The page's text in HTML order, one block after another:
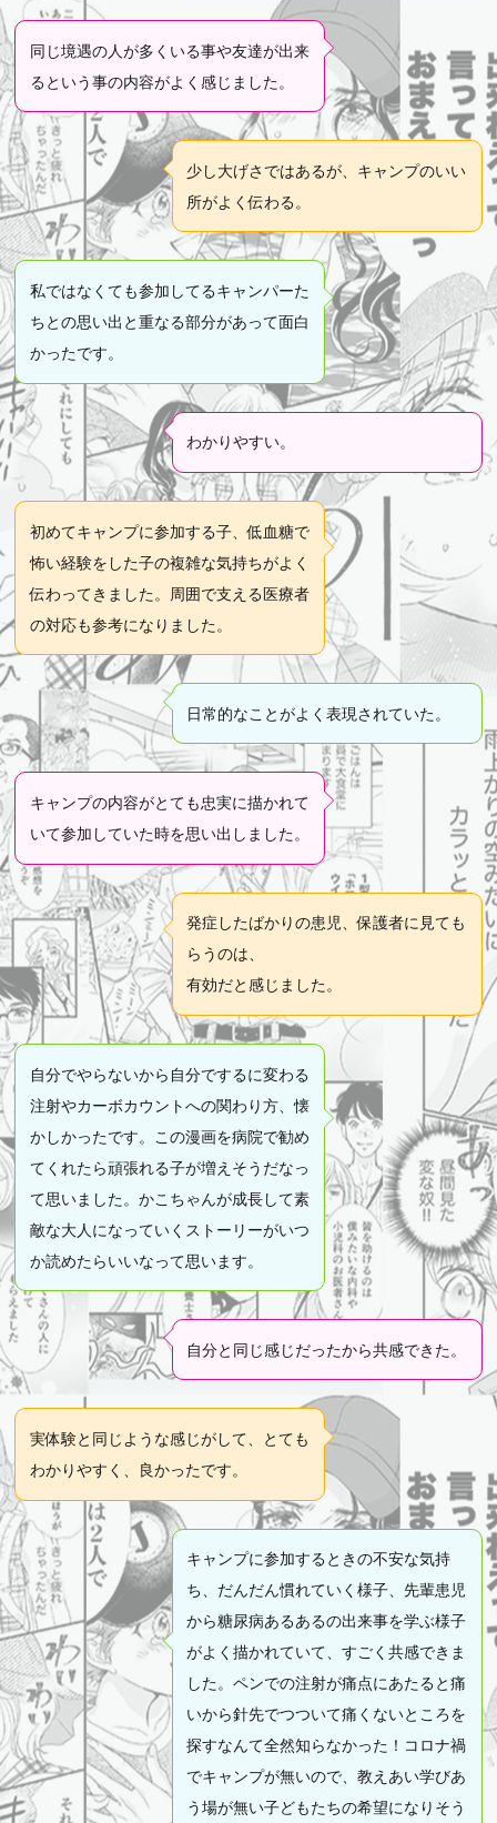
同じ境遇の人が多くいる事や友達が出来
るという事の内容がよく感じました。
少し大げさではあるが、キャンプのいい
所がよく伝わる。
私ではなくても参加してるキャンパーた
ちとの思い出と重なる部分があって面白
かったです。
わかりやすい。
初めてキャンプに参加する子、低血糖で
怖い経験をした子の複雑な気持ちがよく
伝わってきました。周囲で支える医療者
の対応も参考になりました。
日常的なことがよく表現されていた。
キャンプの内容がとても忠実に描かれて
いて参加していた時を思い出しました。
発症したばかりの患児、保護者に見ても
らうのは、
有効だと感じました。
自分でやらないから自分でするに変わる
注射やカーボカウントへの関わり方、懐
かしかったです。この漫画を病院で勧め
てくれたら頑張れる子が増えそうだなっ
て思いました。かこちゃんが成長して素
敵な大人になっていくストーリーがいつ
か読めたらいいなって思います。
自分と同じ感じだったから共感できた。
実体験と同じような感じがして、とても
わかりやすく、良かったです。
キャンプに参加するときの不安な気持
ち、だんだん慣れていく様子、先輩患児
から糖尿病あるあるの出来事を学ぶ様子
がよく描かれていて、すごく共感できま
した。ペンでの注射が痛点にあたると痛
いから針先でつついて痛くないところを
探すなんて全然知らなかった！コロナ禍
でキャンプが無いので、教えあい学びあ
う場が無い子どもたちの希望になりそう